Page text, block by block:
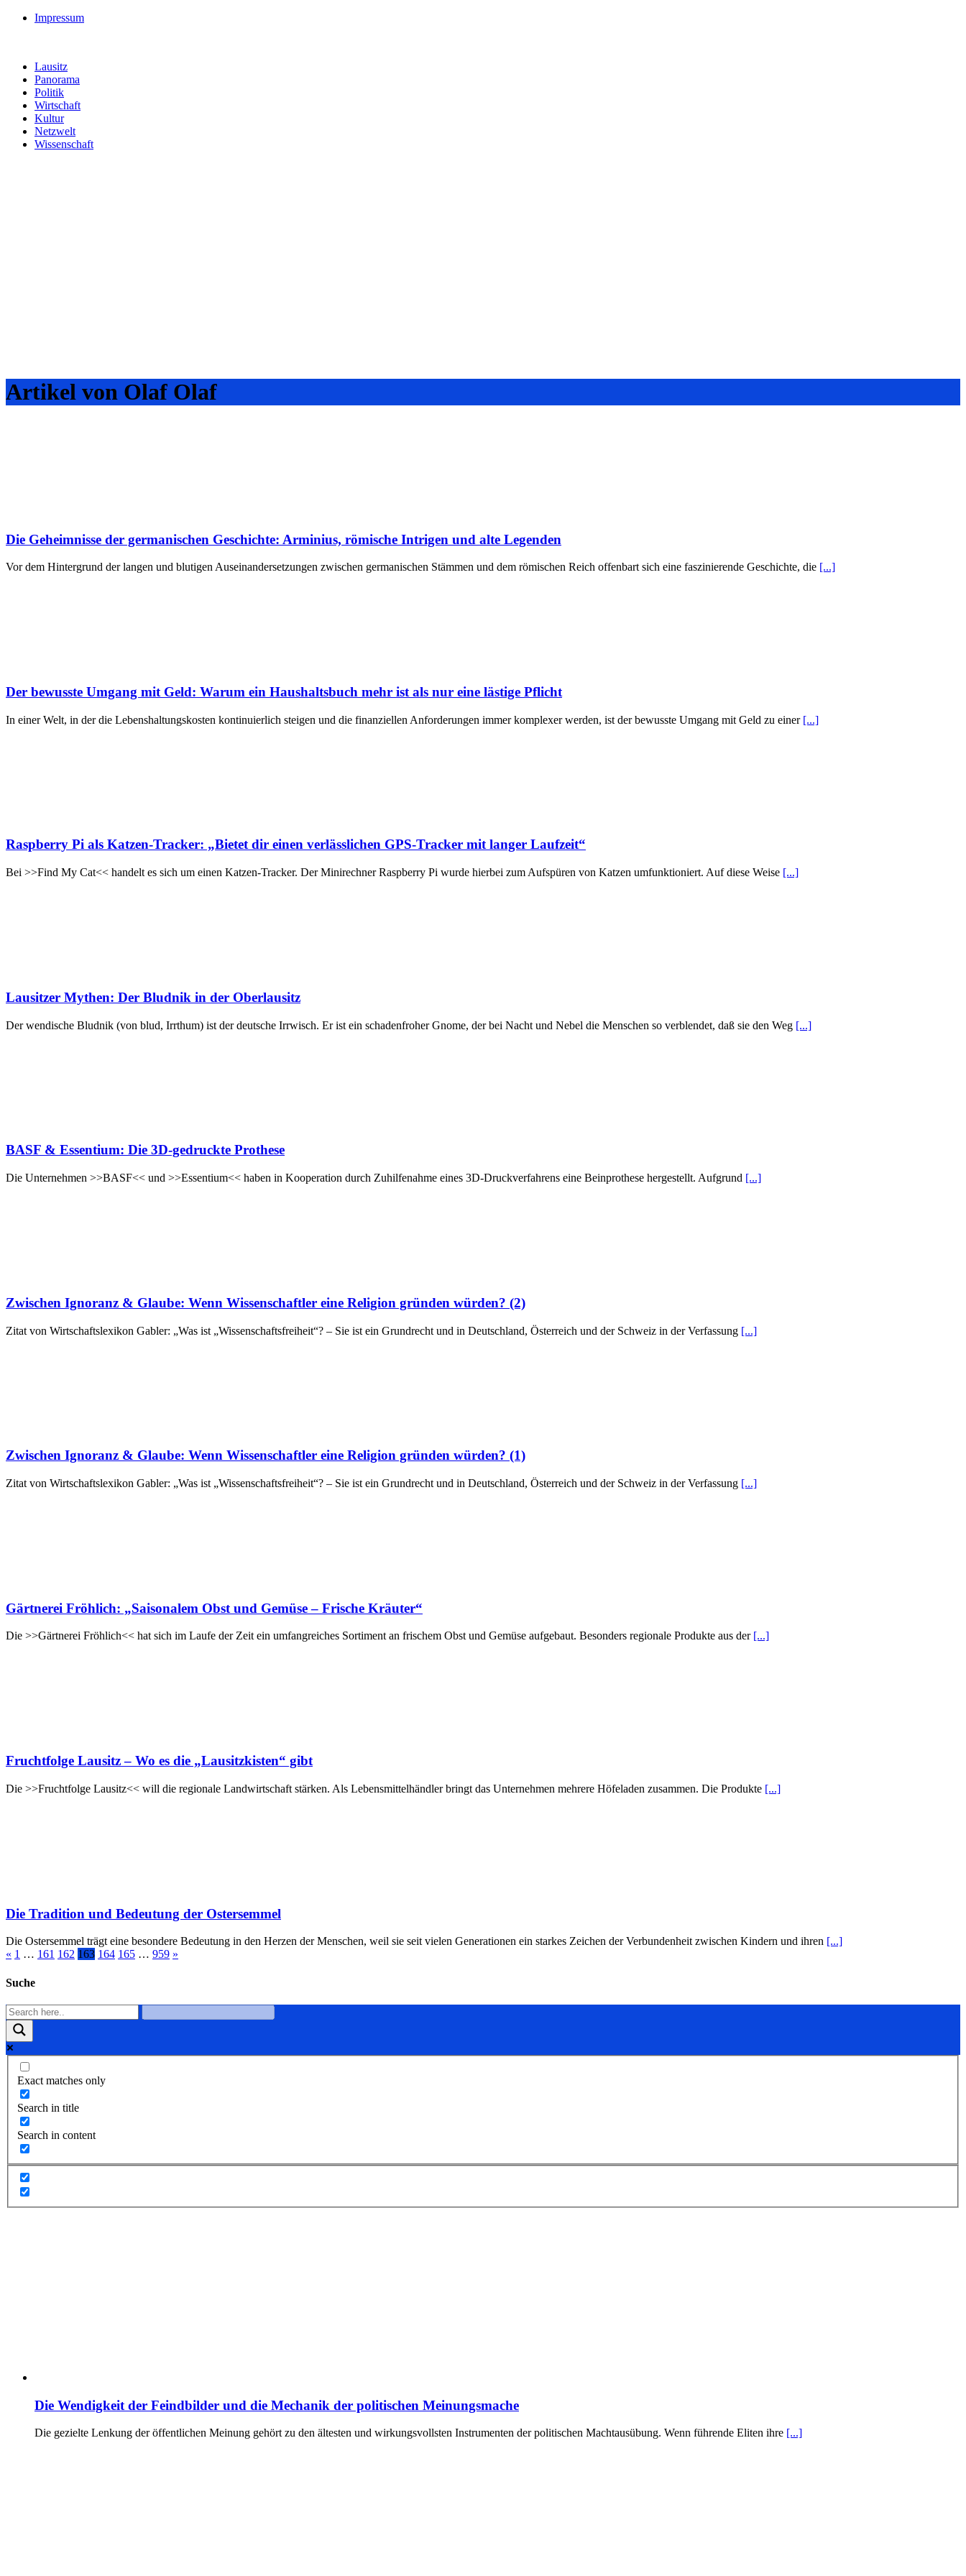
Impressum
Lausitz
Panorama
Politik
Wirtschaft
Kultur
Netzwelt
Wissenschaft
Artikel von Olaf Olaf
Die Geheimnisse der germanischen Geschichte: Arminius, römische Intrigen und alte Legenden
Vor dem Hintergrund der langen und blutigen Auseinandersetzungen zwischen germanischen Stämmen und dem römischen Reich offenbart sich eine faszinierende Geschichte, die [...]
Der bewusste Umgang mit Geld: Warum ein Haushaltsbuch mehr ist als nur eine lästige Pflicht
In einer Welt, in der die Lebenshaltungskosten kontinuierlich steigen und die finanziellen Anforderungen immer komplexer werden, ist der bewusste Umgang mit Geld zu einer [...]
Raspberry Pi als Katzen-Tracker: „Bietet dir einen verlässlichen GPS-Tracker mit langer Laufzeit“
Bei >>Find My Cat<< handelt es sich um einen Katzen-Tracker. Der Minirechner Raspberry Pi wurde hierbei zum Aufspüren von Katzen umfunktioniert. Auf diese Weise [...]
Lausitzer Mythen: Der Bludnik in der Oberlausitz
Der wendische Bludnik (von blud, Irrthum) ist der deutsche Irrwisch. Er ist ein schadenfroher Gnome, der bei Nacht und Nebel die Menschen so verblendet, daß sie den Weg [...]
BASF & Essentium: Die 3D-gedruckte Prothese
Die Unternehmen >>BASF<< und >>Essentium<< haben in Kooperation durch Zuhilfenahme eines 3D-Druckverfahrens eine Beinprothese hergestellt. Aufgrund [...]
Zwischen Ignoranz & Glaube: Wenn Wissenschaftler eine Religion gründen würden? (2)
Zitat von Wirtschaftslexikon Gabler: „Was ist „Wissenschaftsfreiheit“? – Sie ist ein Grundrecht und in Deutschland, Österreich und der Schweiz in der Verfassung [...]
Zwischen Ignoranz & Glaube: Wenn Wissenschaftler eine Religion gründen würden? (1)
Zitat von Wirtschaftslexikon Gabler: „Was ist „Wissenschaftsfreiheit“? – Sie ist ein Grundrecht und in Deutschland, Österreich und der Schweiz in der Verfassung [...]
Gärtnerei Fröhlich: „Saisonalem Obst und Gemüse – Frische Kräuter“
Die >>Gärtnerei Fröhlich<< hat sich im Laufe der Zeit ein umfangreiches Sortiment an frischem Obst und Gemüse aufgebaut. Besonders regionale Produkte aus der [...]
Fruchtfolge Lausitz – Wo es die „Lausitzkisten“ gibt
Die >>Fruchtfolge Lausitz<< will die regionale Landwirtschaft stärken. Als Lebensmittelhändler bringt das Unternehmen mehrere Höfeladen zusammen. Die Produkte [...]
Die Tradition und Bedeutung der Ostersemmel
Die Ostersemmel trägt eine besondere Bedeutung in den Herzen der Menschen, weil sie seit vielen Generationen ein starkes Zeichen der Verbundenheit zwischen Kindern und ihren [...]
« 1 … 161 162 163 164 165 … 959 »
Suche
Exact matches only
Search in title
Search in content
Die Wendigkeit der Feindbilder und die Mechanik der politischen Meinungsmache
Die gezielte Lenkung der öffentlichen Meinung gehört zu den ältesten und wirkungsvollsten Instrumenten der politischen Machtausübung. Wenn führende Eliten ihre [...]